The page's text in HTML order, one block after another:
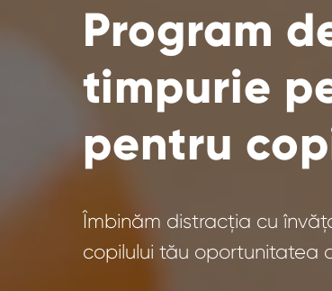
Program
timpurie
pentru
Îmbinăm distracția cu
copilului tău oportunitatea